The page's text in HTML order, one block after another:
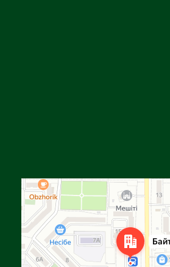
Яндекс Карталар — көлік, навигация,